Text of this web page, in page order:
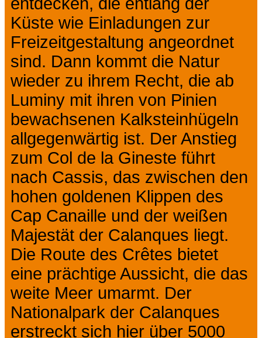
Küste wie Einladungen zur
Freizeitgestaltung angeordnet
sind. Dann kommt die Natur
wieder zu ihrem Recht, die ab
Luminy mit ihren von Pinien
bewachsenen Kalksteinhügeln
allgegenwärtig ist. Der Anstieg
zum Col de la Gineste führt
nach Cassis, das zwischen den
hohen goldenen Klippen des
Cap Canaille und der weißen
Majestät der Calanques liegt.
Die Route des Crêtes bietet
eine prächtige Aussicht, die das
weite Meer umarmt. Der
Nationalpark der Calanques
erstreckt sich hier über 5000